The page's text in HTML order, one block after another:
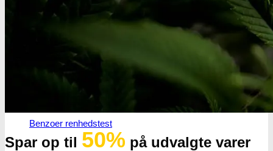
Badesalte renhedstest
LSD renhedstest
Benzoer renhedstest
Spar op til 50% på udvalgte varer